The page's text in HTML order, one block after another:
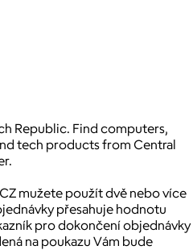
Republic. Find computers,
tech products from Central
mužete použít dvě nebo více
přesahuje hodnotu
pro dokončení objednávky
na poukazu Vám bude